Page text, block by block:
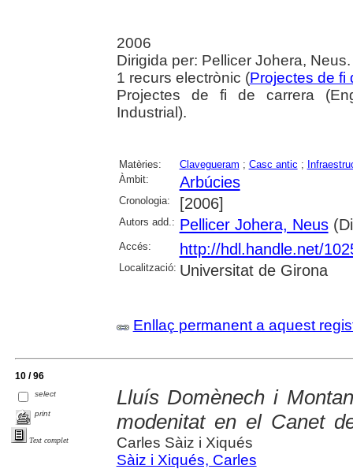
2006
Dirigida per: Pellicer Johera,
1 recurs electrònic (Projectes de fi
Projectes de fi de carrera
Industrial).
Matèries: Clavegueram ; Casc antic ;
Àmbit:
Arbúcies
Cronologia: [2006]
Autors add.: Pellicer Johera, Neus
Accés: http://hdl.handle.net/
Localització: Universitat de Girona
Enllaç permanent a aquest
10 / 96
select
print
Text complet
Lluís Domènech i
modenitat en el Canet
Carles Sàiz i Xiqués
Sàiz i Xiqués, Carles